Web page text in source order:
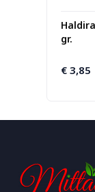
gr.
€3,85